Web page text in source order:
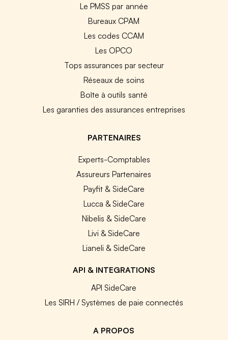
Le PMSS par année
Bureaux CPAM
Les codes CCAM
Les OPCO
Tops assurances par secteur
Réseaux de soins
Boîte à outils santé
Les garanties des assurances entreprises
PARTENAIRES
Experts-Comptables
Assureurs Partenaires
Payfit & SideCare
Lucca & SideCare
Nibelis & SideCare
Livi & SideCare
Lianeli & SideCare
API & INTEGRATIONS
API SideCare
Les SIRH / Systèmes de paie connectés
A PROPOS